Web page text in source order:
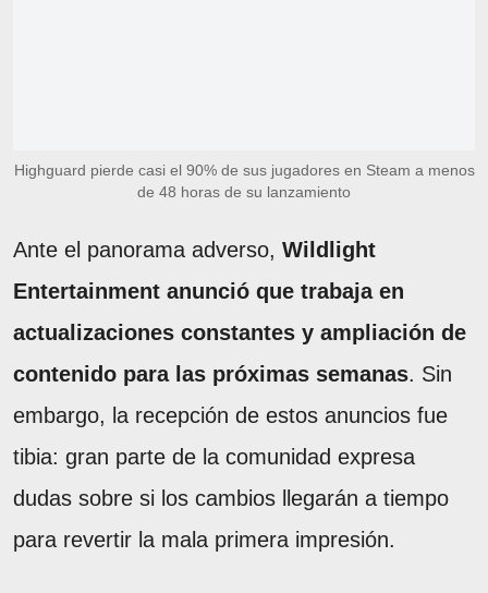
Highguard pierde casi el 90% de sus jugadores en Steam a menos
de 48 horas de su lanzamiento
Ante el panorama adverso, Wildlight
Entertainment anunció que trabaja en
actualizaciones constantes y ampliación de
contenido para las próximas semanas. Sin
embargo, la recepción de estos anuncios fue
tibia: gran parte de la comunidad expresa
dudas sobre si los cambios llegarán a tiempo
para revertir la mala primera impresión.